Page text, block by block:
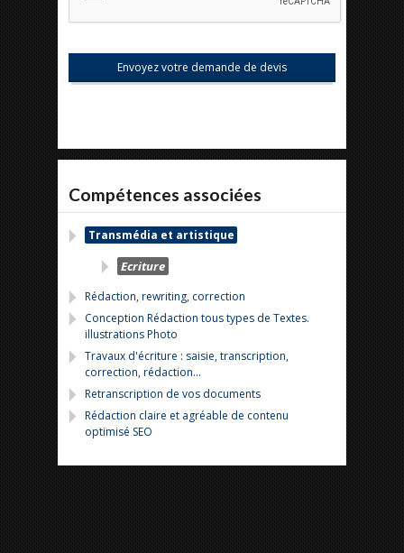
Compétences associées
Transmédia et artistique
Ecriture
Rédaction, rewriting, correction
Conception Rédaction tous types de Textes.
illustrations Photo
Travaux d'écriture : saisie, transcription,
correction, rédaction...
Retranscription de vos documents
Rédaction claire et agréable de contenu
optimisé SEO